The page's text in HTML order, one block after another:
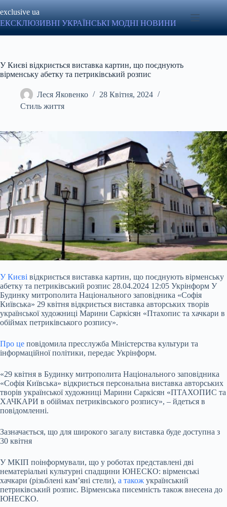
до
вмісту
exclusive ua
ЕКСКЛЮЗИВНІ УКРАЇНСЬКІ МОДНІ НОВИНИ
У Києві відкриється виставка картин, що поєднують
вірменську абетку та петриківський розпис
Леся Яковенко
28 Квітня, 2024
Стиль життя
У Києві відкриється виставка картин, що поєднують вірменську
абетку та петриківський розпис 28.04.2024 12:05 Укрінформ У
Будинку митрополита Національного заповідника «Софія
Київська» 29 квітня відкриється виставка авторських творів
української художниці Марини Саркісян «Птахопис та хачкари в
обіймах петриківського розпису».
Про це повідомила пресслужба Міністерства культури та
інформаційної політики, передає Укрінформ.
«29 квітня в Будинку митрополита Національного заповідника
«Софія Київська» відкриється персональна виставка авторських
творів української художниці Марини Саркісян «ПТАХОПИС та
ХАЧКАРИ в обіймах петриківського розпису», – йдеться в
повідомленні.
Зазначається, що для широкого загалу виставка буде доступна з
30 квітня
У МКІП поінформували, що у роботах представлені дві
нематеріальні культурні спадщини ЮНЕСКО: вірменські
хачкари (різьблені кам’яні стели), а також український
петриківський розпис. Вірменська писемність також внесена до
ЮНЕСКО.